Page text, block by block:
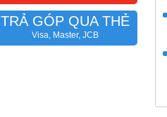
TRẢ GÓP QUA THẺ
Visa, Master, JCB